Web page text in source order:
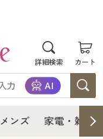
詳細検索 カート
メンズ 家電・雑貨